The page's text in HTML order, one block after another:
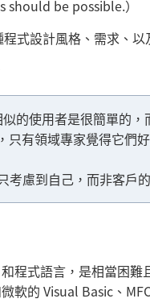
be possible.）
設計風格、需求、以
的使用者是很簡單的
只有領域專家覺得它們
考慮到自己，而非客戶
程式語言，是相當困
軟的 Visual Basic、